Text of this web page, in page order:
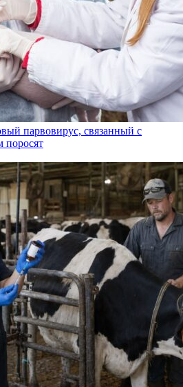
парвовирус, связанный с
поросят